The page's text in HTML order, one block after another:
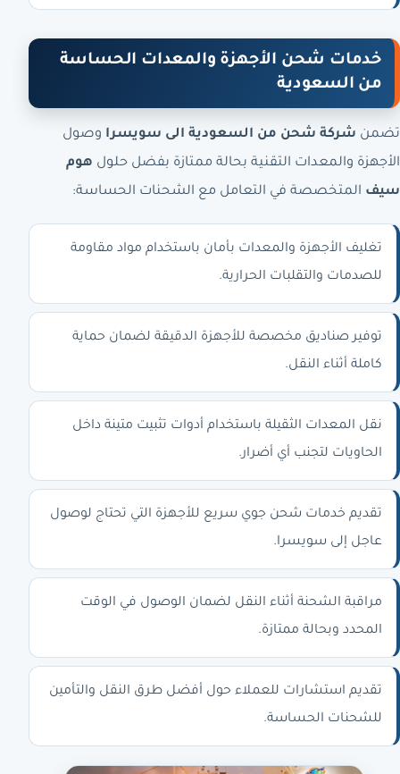
خدمات شحن الأجهزة والمعدات الحساسة
من السعودية
تضمن شركة شحن من السعودية الى سويسرا وصول
الأجهزة والمعدات التقنية بحالة ممتازة بفضل حلول هوم
سيف المتخصصة في التعامل مع الشحنات الحساسة:
تغليف الأجهزة والمعدات بأمان باستخدام مواد مقاومة
للصدمات والتقلبات الحرارية.
توفير صناديق مخصصة للأجهزة الدقيقة لضمان حماية
كاملة أثناء النقل.
نقل المعدات الثقيلة باستخدام أدوات تثبيت متينة داخل
الحاويات لتجنب أي أضرار.
تقديم خدمات شحن جوي سريع للأجهزة التي تحتاج لوصول
عاجل إلى سويسرا.
مراقبة الشحنة أثناء النقل لضمان الوصول في الوقت
المحدد وبحالة ممتازة.
تقديم استشارات للعملاء حول أفضل طرق النقل والتأمين
للشحنات الحساسة.